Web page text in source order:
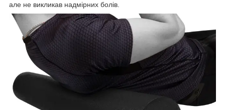
але не викликав надмірних болів.